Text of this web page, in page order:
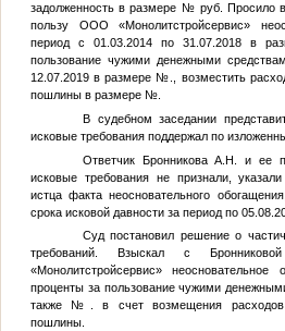
задолженность в размере № руб. Просило
пользу ООО «Монолитстройсервис»
период с 01.03.2014 по 31.07.2018 в
пользование чужими денежными
12.07.2019 в размере №
., возместить
пошлины в размере №.
В судебном заседании
исковые требования поддержал по
Ответчик Бронникова А.Н. и ее
исковые требования не признали,
истца факта неосновательного
срока исковой давности за период по
Суд постановил решение о
требований. Взыскал с
«Монолитстройсервис»
проценты за пользование чужими
также №
. в счет возмещения
пошлины.